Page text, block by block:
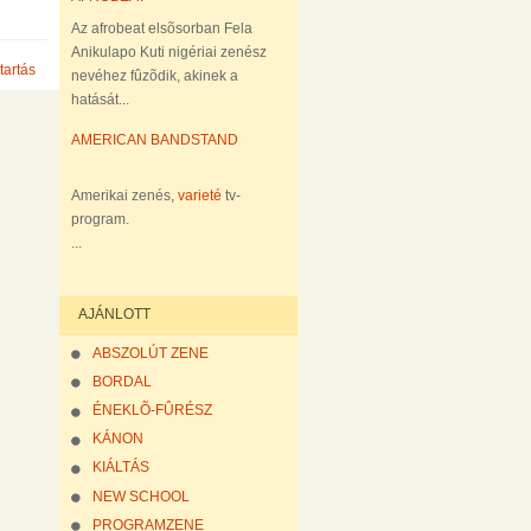
Az afrobeat elsõsorban Fela
Anikulapo Kuti nigériai zenész
nevéhez fûzõdik, akinek a
hatását...
AMERICAN BANDSTAND
Amerikai zenés, varieté tv-
program.
...
AJÁNLOTT
ABSZOLÚT ZENE
BORDAL
ÉNEKLÕ-FÛRÉSZ
KÁNON
KIÁLTÁS
NEW SCHOOL
PROGRAMZENE